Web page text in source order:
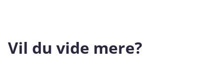
Vil du vide mere?